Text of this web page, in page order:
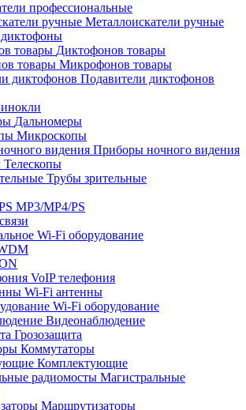
профессиональные
Металлоискатели ручные
Диктофонов товары
Микрофонов товары
Подавители диктофонов
Дальномеры
Микроскопы
Приборы ночного видения
Телескопы
Трубы зрительные
MP3/MP4/PS
Wi-Fi оборудование
VoIP телефония
Wi-Fi антенны
Wi-Fi оборудование
Видеонаблюдение
Грозозащита
Коммутаторы
Комплектующие
Магистральные
Маршрутизаторы